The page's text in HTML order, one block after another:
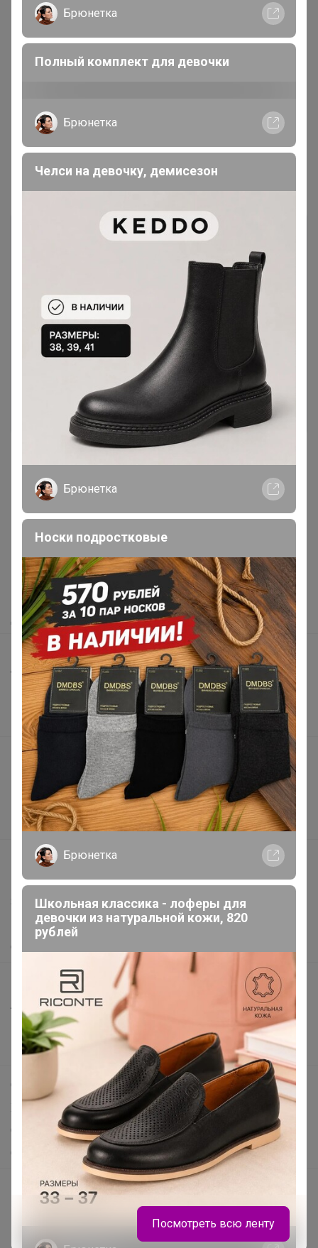
19 декабря, 2024 13:39
Скорость, добрый день. Спросите, пожалуйста, у
поставщика инжир на верёвке.
1 2
Показаны записи1-10из20
Чтобы ответить или задать вопрос
необходимо авторизоваться на сайте
Это займет меньше минуты
Войти Зарегистрироваться
Реклама
Как сделать заказ?
Как получить?
Доставка
Шоурумы
Торговые марки
Наша команда
В наличии
Подарочные сертификаты
Реклама на сайте
Поставщикам
Вакансии
support@24-ok.ru
Написать в поддержку
Защита покупателя
Помощь
О нас
Все предложения
Анонсы
Новости
Поддержка альпак
Самое выгодное
Хиты продаж
Самое желанное
Самое быстрое
Начать зарабатывать с 24-ok
Picabox.ru - Лучшее место для ваших изображений
Розыгрыш - Генератор случайных чисел
Брюнетка
Полный комплект для девочки
Брюнетка
Челси на девочку, демисезон
Брюнетка
Носки подростковые
Брюнетка
Школьная классика - лоферы для
девочки из натуральной кожи, 820
рублей
Посмотреть всю ленту